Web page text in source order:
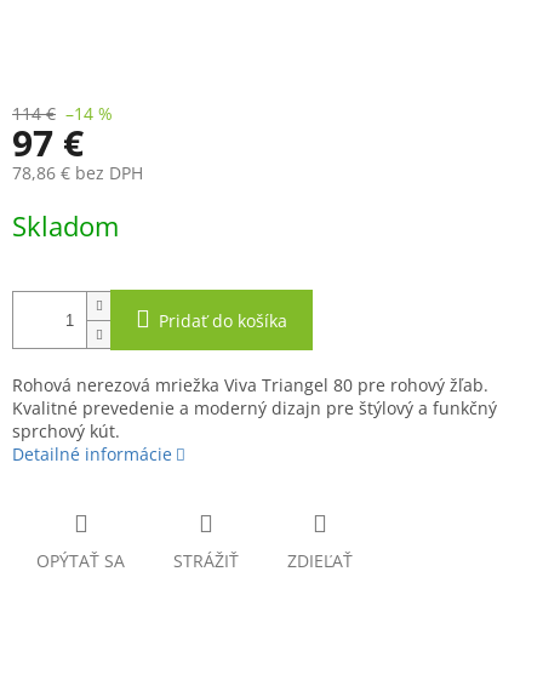
114 € –14 %
97 €
78,86 € bez DPH
cena:
Skladom
Pridať do košíka
Rohová nerezová mriežka Viva Triangel 80 pre rohový žľab.
Kvalitné prevedenie a moderný dizajn pre štýlový a funkčný
sprchový kút.
Detailné informácie
OPÝTAŤ SA STRÁŽIŤ ZDIEĽAŤ